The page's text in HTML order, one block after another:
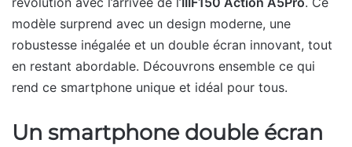
modèle surprend avec un design moderne, une
robustesse inégalée et un double écran innovant, tout
en restant abordable. Découvrons ensemble ce qui
rend ce smartphone unique et idéal pour tous.
Un smartphone double écran